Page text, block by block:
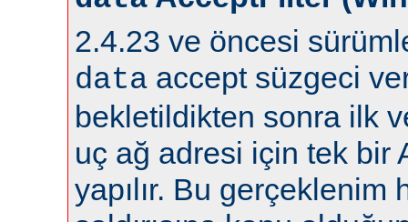
2.4.23 ve öncesi
data accept süzgeci
bekletildikten sonra ilk
uç ağ adresi için tek bir
yapılır. Bu gerçeklenim